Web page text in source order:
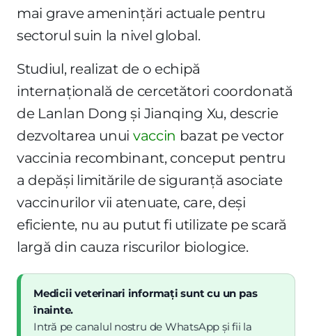
mai grave amenințări actuale pentru
sectorul suin la nivel global.
Studiul, realizat de o echipă
internațională de cercetători coordonată
de Lanlan Dong și Jianqing Xu, descrie
dezvoltarea unui vaccin bazat pe vector
vaccinia recombinant, conceput pentru
a depăși limitările de siguranță asociate
vaccinurilor vii atenuate, care, deși
eficiente, nu au putut fi utilizate pe scară
largă din cauza riscurilor biologice.
Medicii veterinari informați sunt cu un pas
înainte.
Intră pe canalul nostru de WhatsApp și fii la